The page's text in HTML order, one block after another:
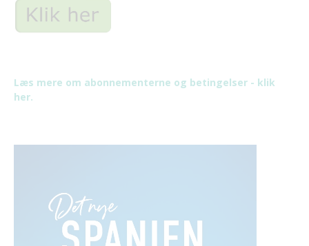
Læs mere om abonnementerne og betingelser - klik
her.